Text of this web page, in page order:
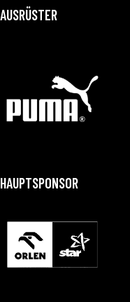
AUSRÜSTER
HAUPTSPONSOR